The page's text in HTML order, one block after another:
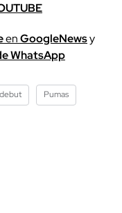
enGoogleNewsy
WhatsApp
debut Pumas